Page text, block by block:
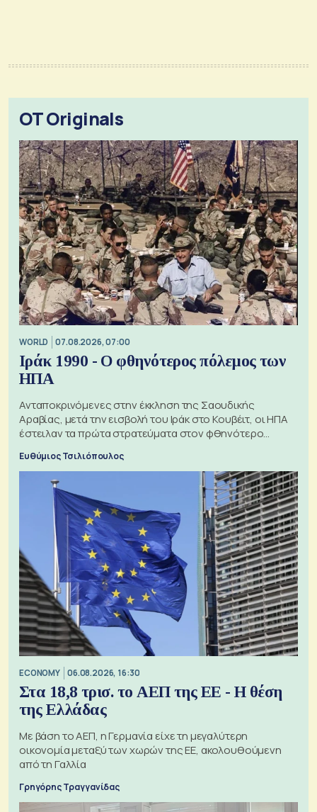
OT Originals
WORLD 07.08.2026, 07:00
Ιράκ 1990 - Ο φθηνότερος πόλεμος των
ΗΠΑ
Ανταποκρινόμενες στην έκκληση της Σαουδικής
Αραβίας, μετά την εισβολή του Ιράκ στο Κουβέιτ, οι ΗΠΑ
έστειλαν τα πρώτα στρατεύματα στον φθηνότερο
Ευθύμιος Τσιλιόπουλος
ECONOMY 06.08.2026, 16:30
Στα 18,8 τρισ. το ΑΕΠ της ΕΕ - Η θέση
της Ελλάδας
Με βάση το ΑΕΠ, η Γερμανία είχε τη μεγαλύτερη
οικονομία μεταξύ των χωρών της ΕΕ, ακολουθούμενη
από τη Γαλλία
Γρηγόρης Τραγγανίδας